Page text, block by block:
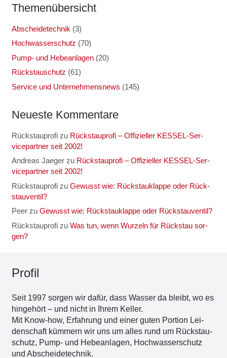
The­men­über­sicht
Abscheidetechnik (3)
Hochwasserschutz (70)
Pump- und Hebeanlagen(20)
Rückstauschutz (61)
Service und Unternehmensnews (145)
Neu­es­te Kom­men­ta­re
Rückstauprofizu Rück­stau­pro­fi – Offi­zi­el­ler KES­SEL-Ser­
vice­part­ner seit 2002!
Andreas Jaegerzu Rück­stau­pro­fi – Offi­zi­el­ler KES­SEL-Ser­
vice­part­ner seit 2002!
Rückstauprofizu Gewusst wie: Rück­stau­klap­pe oder Rück­
stau­ven­til?
Peerzu Gewusst wie: Rück­stau­klap­pe oder Rück­stau­ven­til?
Rückstauprofizu Was tun, wenn Wur­zeln für Rück­stau sor­
gen?
Pro­fil
Seit 1997 sor­gen wir dafür, dass Was­ser da bleibt, wo es
hin­ge­hört – und nicht in Ihrem Kel­ler.
Mit Know-how, Erfah­rung und einer guten Por­ti­on Lei­
den­schaft küm­mern wir uns um alles rund um Rückstau­
schutz, Pump- und Hebe­an­la­gen, Hoch­was­ser­schutz
und Abschei­de­tech­nik.